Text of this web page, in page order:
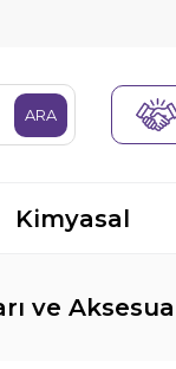
Kimyasal
ve